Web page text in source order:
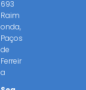
693
Raim
onda,
Paços
de
Ferreir
a